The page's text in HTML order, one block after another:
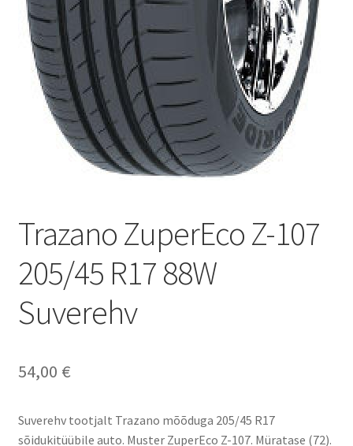
Trazano ZuperEco Z-107
205/45 R17 88W
Suverehv
54,00 €
Suverehv tootjalt Trazano mõõduga 205/45 R17
sõidukitüübile auto. Muster ZuperEco Z-107. Müratase (72).